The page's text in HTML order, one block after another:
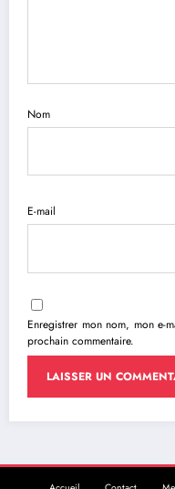
Nom
E-mail
Enregistrer mon nom, mon e-
prochain commentaire.